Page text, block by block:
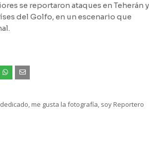
se reportaron ataques en Teherán y
del Golfo, en un escenario que
me gusta la fotografía, soy Reportero